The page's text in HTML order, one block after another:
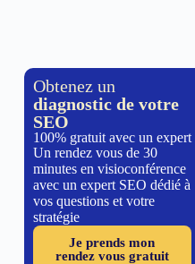
Obtenez un
diagnostic de votre
SEO
100% gratuit avec un expert
Un rendez vous de 30
minutes en visioconférence
avec un expert SEO dédié à
vos questions et votre
stratégie
Je prends mon
rendez vous gratuit